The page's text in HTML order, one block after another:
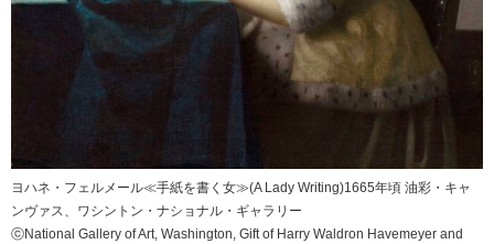
ヨハネ・フェルメール≪手紙を書く女≫(A Lady Writing)1665年頃 油彩・キャ
ンヴァス、ワシントン・ナショナル・ギャラリー
ⓒNational Gallery of Art, Washington, Gift of Harry Waldron Havemeyer and